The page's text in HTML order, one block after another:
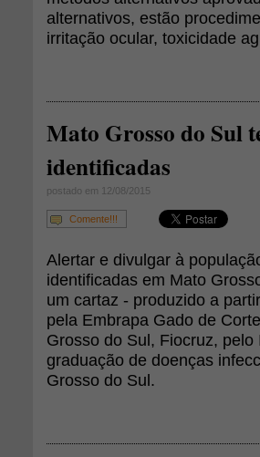
alternativos, estão
irritação ocular, toxicidade
Mato Grosso do Sul
identificadas
postado em 12/08/2015
Comente!!!
Alertar e divulgar à
identificadas em Mato
um cartaz - produzido a
pela Embrapa Gado de
Grosso do Sul, Fiocruz,
graduação de doenças
Grosso do Sul.